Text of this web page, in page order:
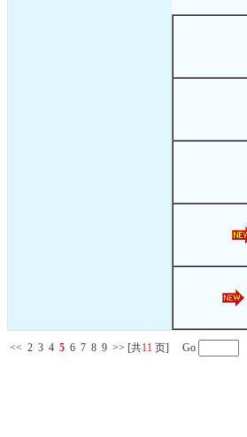
<< 2 3 4 5 6 7 8 9 >> [共11 页] Go